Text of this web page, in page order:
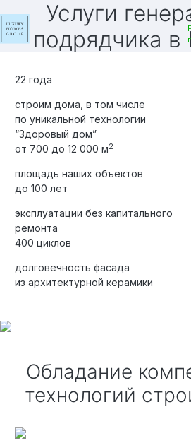
Элитные «Здоровые дома»
Дома Бизнес-класса
Услуги генерального
подрядчика в
22 года
строим дома, в том числе
по уникальной технологии
“Здоровый дом”
от 700 до 12 000 м2
площадь наших объектов
до 100 лет
эксплуатации без капитального
ремонта
400 циклов
долговечность фасада
из архитектурной керамики
Обладание компетенциями
технологий